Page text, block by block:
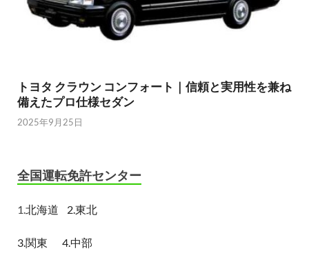
トヨタ クラウン コンフォート｜信頼と実用性を兼ね
備えたプロ仕様セダン
2025年9月25日
全国運転免許センター
1. 北海道 2.東北
3.関東 4.中部